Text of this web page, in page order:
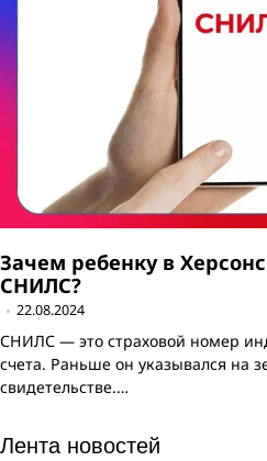
Зачем ребенку в
СНИЛС?
22.08.2024
СНИЛС — это страховой номер
счета. Раньше он указывался на
свидетельстве.…
Лента новостей